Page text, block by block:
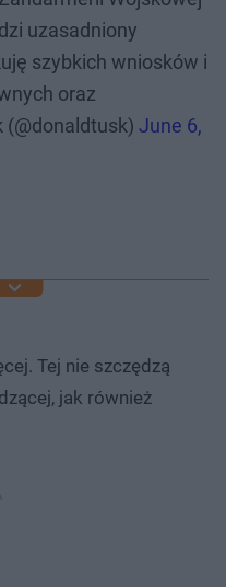
uzasadniony
szybkich wniosków i
oraz
(@donaldtusk) June 6,
Tej nie szczędzą
jak również